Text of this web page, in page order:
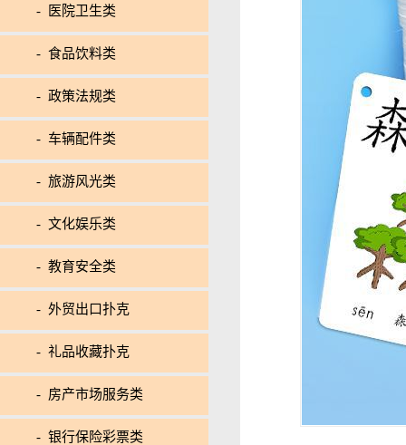
- 医院卫生类
- 食品饮料类
- 政策法规类
- 车辆配件类
- 旅游风光类
- 文化娱乐类
- 教育安全类
- 外贸出口扑克
- 礼品收藏扑克
- 房产市场服务类
- 银行保险彩票类